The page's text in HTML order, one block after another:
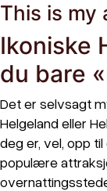
This is my
Ikoniske
du bare
Det er selvsagt
Helgeland eller
deg er, vel, opp
populære